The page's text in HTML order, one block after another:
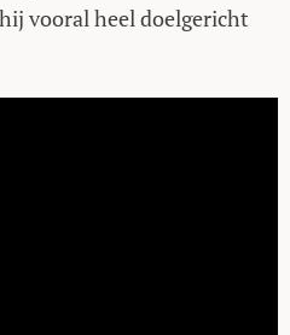
vooral heel doelgericht